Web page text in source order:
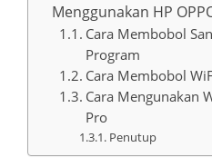
Menggunakan HP
Cara Membobol
Program
Cara Membobol
Cara Mengunakan
Pro
Penutup